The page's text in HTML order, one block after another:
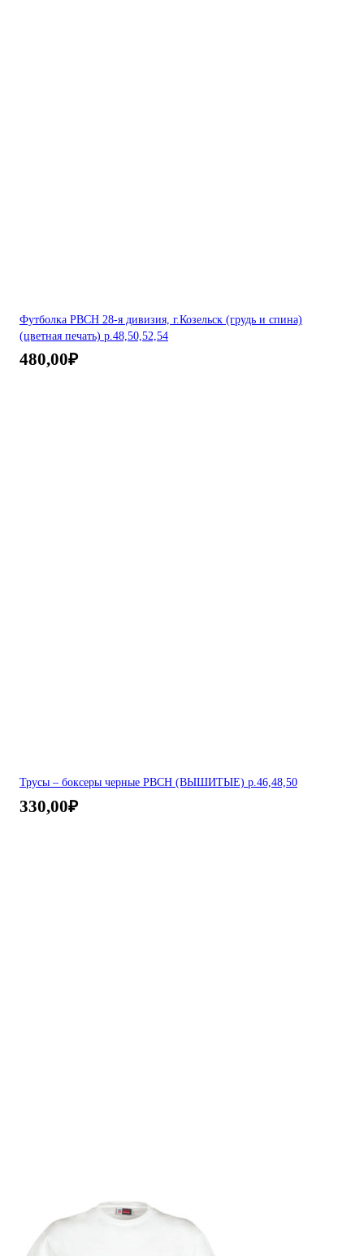
Футболка РВСН 28-я дивизия, г.Козельск (грудь и спина)
(цветная печать) р.48,50,52,54
480,00₽
Трусы – боксеры черные РВСН (ВЫШИТЫЕ) р.46,48,50
330,00₽